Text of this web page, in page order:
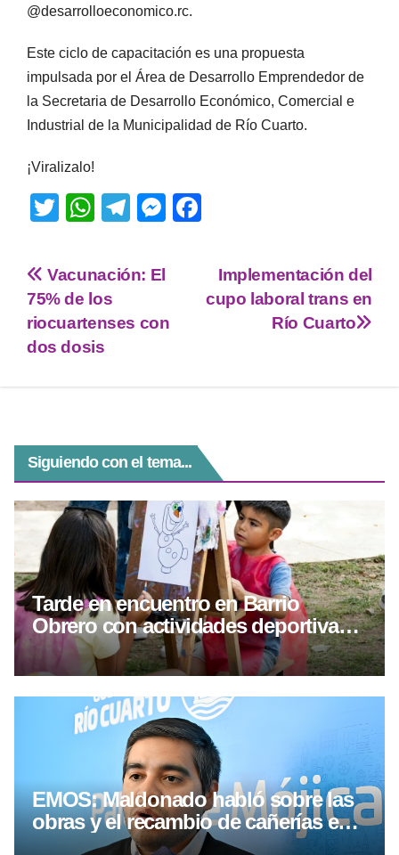
@desarrolloeconomico.rc.
Este ciclo de capacitación es una propuesta
impulsada por el Área de Desarrollo Emprendedor de
la Secretaria de Desarrollo Económico, Comercial e
Industrial de la Municipalidad de Río Cuarto.
¡Viralizalo!
T
tt
er
W
at
s
A
p
T
e
a
M
n
e
Implementación del
cupo laboral trans en
Río Cuarto
Vacunación: El
75% de los
riocuartenses con
dos dosis
Siguiendo con el tema...
Tarde en encuentro en Barrio
Obrero con actividades deportivas y
culturales
EMOS: Maldonado habló sobre las
obras y el recambio de cañerías en
Río Cuarto